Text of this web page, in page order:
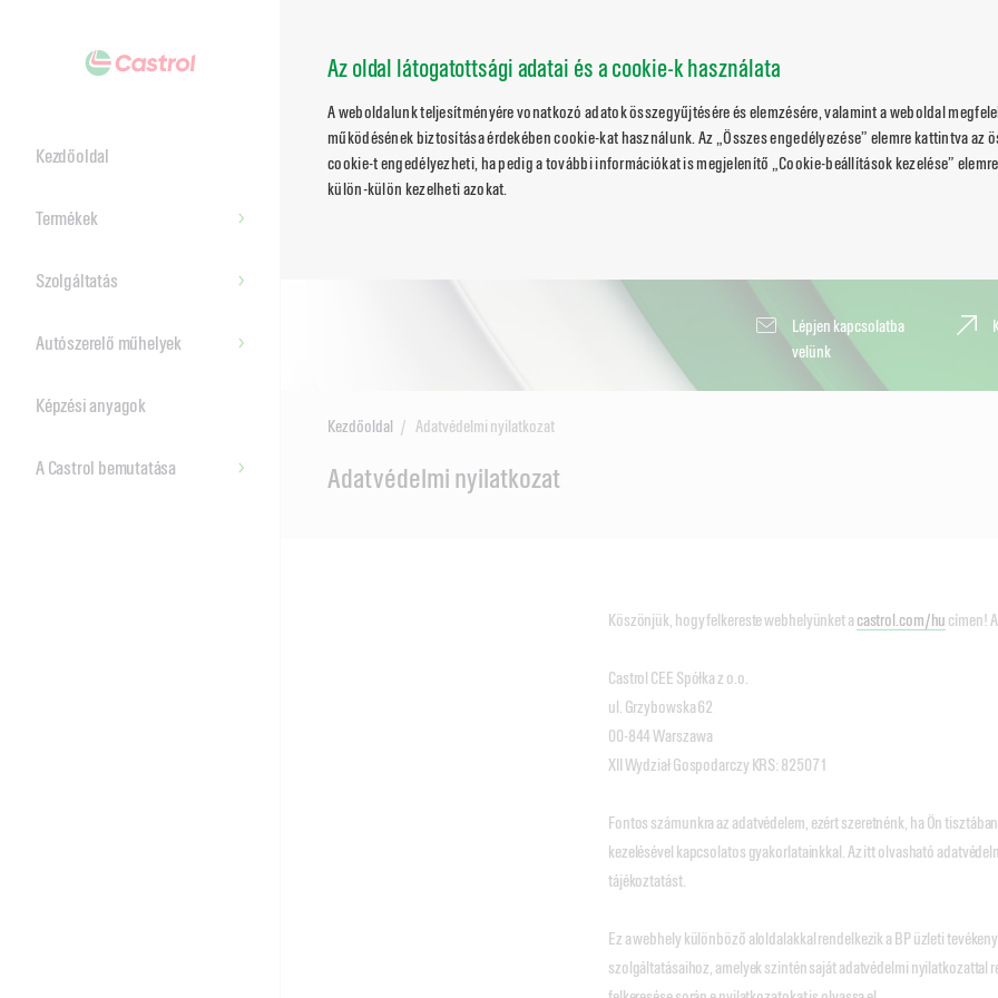
Az oldal látogatottsági adatai és a cookie-k használata
A weboldalunk teljesítményére vonatkozó adatok összegyűjtésére és elemzésére, valamint a weboldal
működésének biztosítása érdekében cookie-kat használunk. Az „Összes engedélyezése” elemre kattintva az
cookie-t engedélyezheti, ha pedig a további információkat is megjelenítő „Cookie-beállítások kezelése”
külön-külön kezelheti azokat.
Lépjen kapcsolatba
velünk
Kezdőoldal
Termékek
Szolgáltatás
Autószerelő műhelyek
Képzési anyagok
A Castrol bemutatása
Kezdőoldal Adatvédelmi nyilatkozat
Adatvédelmi nyilatkozat
Köszönjük, hogy felkereste webhelyünket a castrol.com/hu címen!
Castrol CEE Spółka z o.o.
ul. Grzybowska 62
00-844 Warszawa
XII Wydział Gospodarczy KRS: 825071
Fontos számunkra az adatvédelem, ezért szeretnénk, ha Ön
kezelésével kapcsolatos gyakorlatainkkal. Az itt olvasható
tájékoztatást.
Ez a webhely különböző aloldalakkal rendelkezik a BP üzleti
szolgáltatásaihoz, amelyek szintén saját adatvédelmi nyilatkozattal